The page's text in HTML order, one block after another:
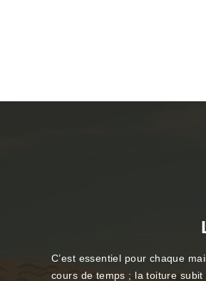
C’est essentiel pour chaque
cours de temps ; la toiture